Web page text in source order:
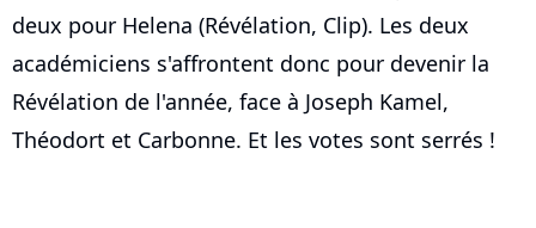
deux pour Helena (Révélation, Clip). Les deux
académiciens s'affrontent donc pour devenir la
Révélation de l'année, face à Joseph Kamel,
Théodort et Carbonne. Et les votes sont serrés !